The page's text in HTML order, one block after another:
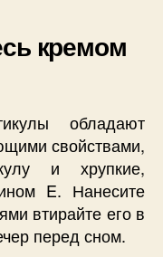
кремом
обладают
свойствами,
и хрупкие,
E. Нанесите
втирайте его в
перед сном.